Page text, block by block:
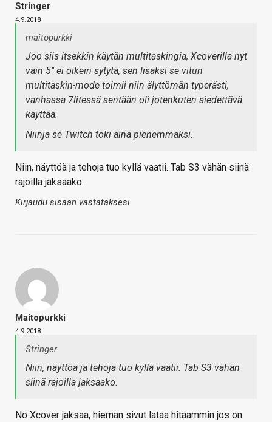
Stringer
4.9.2018
maitopurkki
Joo siis itsekkin käytän multitaskingia, Xcoverilla nyt
vain 5" ei oikein sytytä, sen lisäksi se vitun
multitaskin-mode toimii niin älyttömän typerästi,
vanhassa 7litessä sentään oli jotenkuten siedettävä
käyttää.
Niinja se Twitch toki aina pienemmäksi.
Niin, näyttöä ja tehoja tuo kyllä vaatii. Tab S3 vähän siinä
rajoilla jaksaako.
Kirjaudu sisään vastataksesi
Maitopurkki
4.9.2018
Stringer
Niin, näyttöä ja tehoja tuo kyllä vaatii. Tab S3 vähän
siinä rajoilla jaksaako.
No Xcover jaksaa, hieman sivut lataa hitaammin jos on